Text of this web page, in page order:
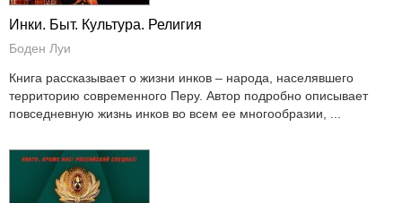
Инки. Быт. Культура. Религия
Боден Луи
Книга рассказывает о жизни инков – народа, населявшего
территорию современного Перу. Автор подробно описывает
повседневную жизнь инков во всем ее многообразии, ...